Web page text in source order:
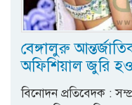
বেঙ্গালুরু
অফিশিয়াল জুরি
বিনোদন প্রতিবেদক :